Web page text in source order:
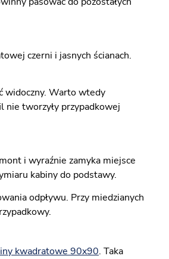
czerni i jasnych ścianach.
widoczny. Warto wtedy
nie tworzyły przypadkowej
i wyraźnie zamyka miejsce
kabiny do podstawy.
odpływu. Przy miedzianych
kwadratowe 90x90. Taka